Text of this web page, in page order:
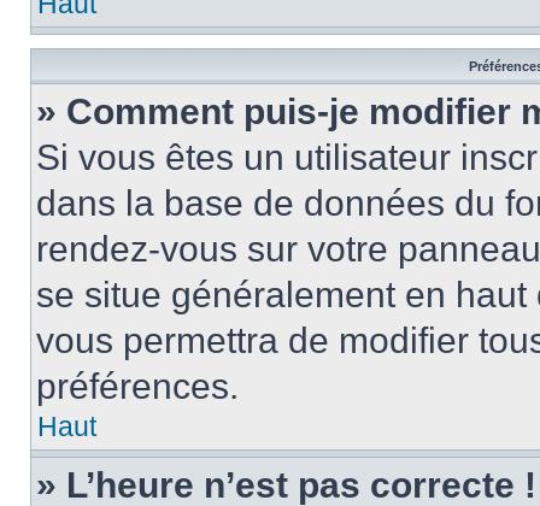
» Comment puis-je modifier
Si vous êtes un utilisateur
dans la base de données du
rendez-vous sur votre
se situe généralement en
vous permettra de modifier
préférences.
Haut
» L’heure n’est pas correcte !